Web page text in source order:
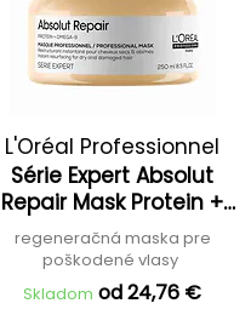
L'Oréal Professionnel
Série Expert Absolut
Repair Mask Protein +
Omega 9
regeneračná maska pre
poškodené vlasy
Skladom od 24,76 €